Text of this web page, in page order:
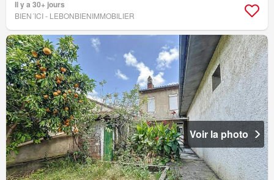
Il y a 30+ jours
BIEN´ICI - LEBONBIENIMMOBILIER
Voir la photo